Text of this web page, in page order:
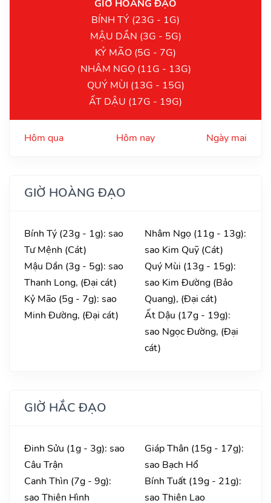
GIỜ HOÀNG ĐẠO
BÍNH TÝ (23G - 1G)
MẬU DẦN (3G - 5G)
KỶ MÃO (5G - 7G)
NHÂM NGỌ (11G - 13G)
QUÝ MÙI (13G - 15G)
ẤT DẬU (17G - 19G)
Hôm qua Hôm nay Ngày mai
GIỜ HOÀNG ĐẠO
Bính Tý (23g - 1g): sao
Tư Mệnh (Cát)
Mậu Dần (3g - 5g): sao
Thanh Long, (Đại cát)
Kỷ Mão (5g - 7g): sao
Minh Đường, (Đại cát)
Nhâm Ngọ (11g - 13g):
sao Kim Quỹ (Cát)
Quý Mùi (13g - 15g):
sao Kim Đường (Bảo
Quang), (Đại cát)
Ất Dậu (17g - 19g):
sao Ngọc Đường, (Đại
cát)
GIỜ HẮC ĐẠO
Đinh Sửu (1g - 3g): sao
Câu Trận
Canh Thìn (7g - 9g):
sao Thiên Hình
Giáp Thân (15g - 17g):
sao Bạch Hổ
Bính Tuất (19g - 21g):
sao Thiên Lao